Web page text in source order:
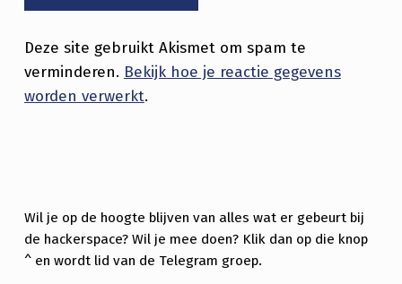
A
N
H
A
R
S
Deze site gebruikt Akismet om spam te
verminderen. Bekijk hoe je reactie gegevens
worden verwerkt.
Wil je op de hoogte blijven van alles wat er gebeurt bij
de hackerspace? Wil je mee doen? Klik dan op die knop
^ en wordt lid van de Telegram groep.